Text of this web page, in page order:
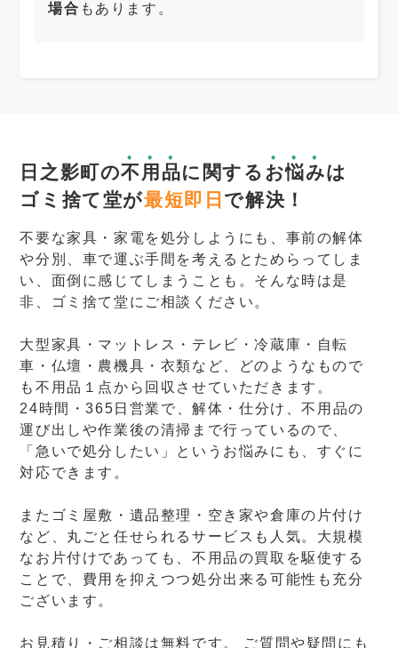
場合 もあります。
日之影町の不用品に関する お悩みは
ゴミ捨て堂が最短即日 で解決！
不要な家具・家電を処分しようにも、事前の解体
や分別、車で運ぶ手間を考えるとためらってしま
い、面倒に感じてしまうことも。そんな時は是
非、ゴミ捨て堂にご相談ください。
大型家具・マットレス・テレビ・冷蔵庫・自転
車・仏壇・農機具・衣類など、どのようなもので
も不用品１点から回収させていただきます。
24時間・365日営業で、解体・仕分け、不用品の
運び出しや作業後の清掃まで行っているので、
「急いで処分したい」というお悩みにも、すぐに
対応できます。
またゴミ屋敷・遺品整理・空き家や倉庫の片付け
など、丸ごと任せられるサービスも人気。大規模
なお片付けであっても、不用品の買取を駆使する
ことで、費用を抑えつつ処分出来る可能性も充分
ございます。
お見積り・ご相談は無料です。 ご質問や疑問にも